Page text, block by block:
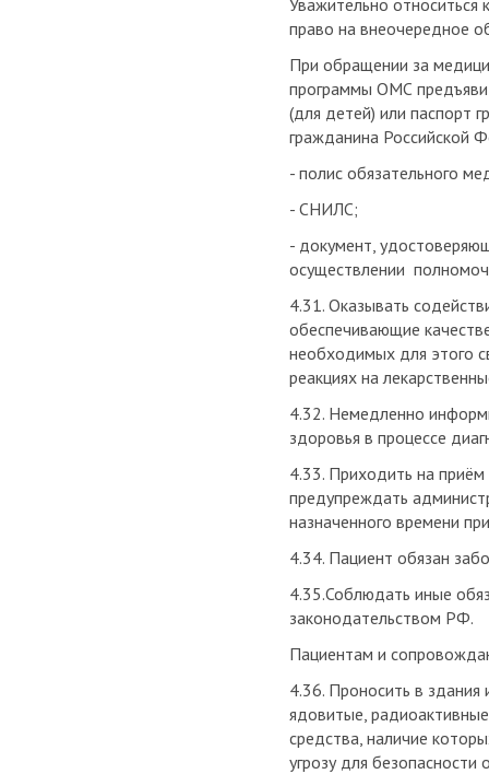
Уважительно относиться
право на внеочередное
При обращении за
программы ОМС
(для детей) или паспорт
гражданина Российской
- полис обязательного
- СНИЛС;
- документ,
осуществлении
4.31. Оказывать
обеспечивающие
необходимых для этого
реакциях на
4.32. Немедленно
здоровья в процессе
4.33. Приходить на приём
предупреждать
назначенного времени
4.34. Пациент обязан
4.35.Соблюдать иные
законодательством РФ.
Пациентам и
4.36. Проносить в здания
ядовитые,
средства, наличие
угрозу для